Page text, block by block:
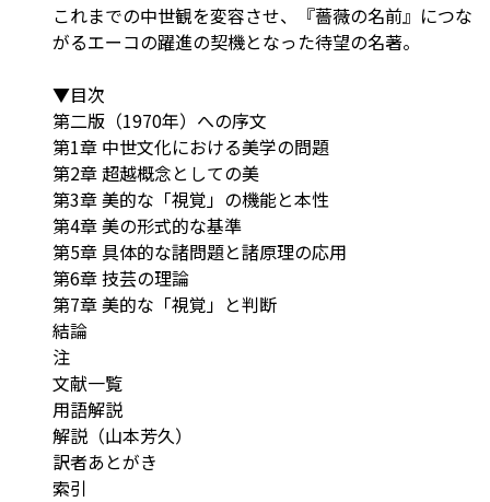
これまでの中世観を変容させ、『薔薇の名前』につな
がるエーコの躍進の契機となった待望の名著。
▼目次
第二版（1970年）への序文
第1章 中世文化における美学の問題
第2章 超越概念としての美
第3章 美的な「視覚」の機能と本性
第4章 美の形式的な基準
第5章 具体的な諸問題と諸原理の応用
第6章 技芸の理論
第7章 美的な「視覚」と判断
結論
注
文献一覧
用語解説
解説（山本芳久）
訳者あとがき
索引